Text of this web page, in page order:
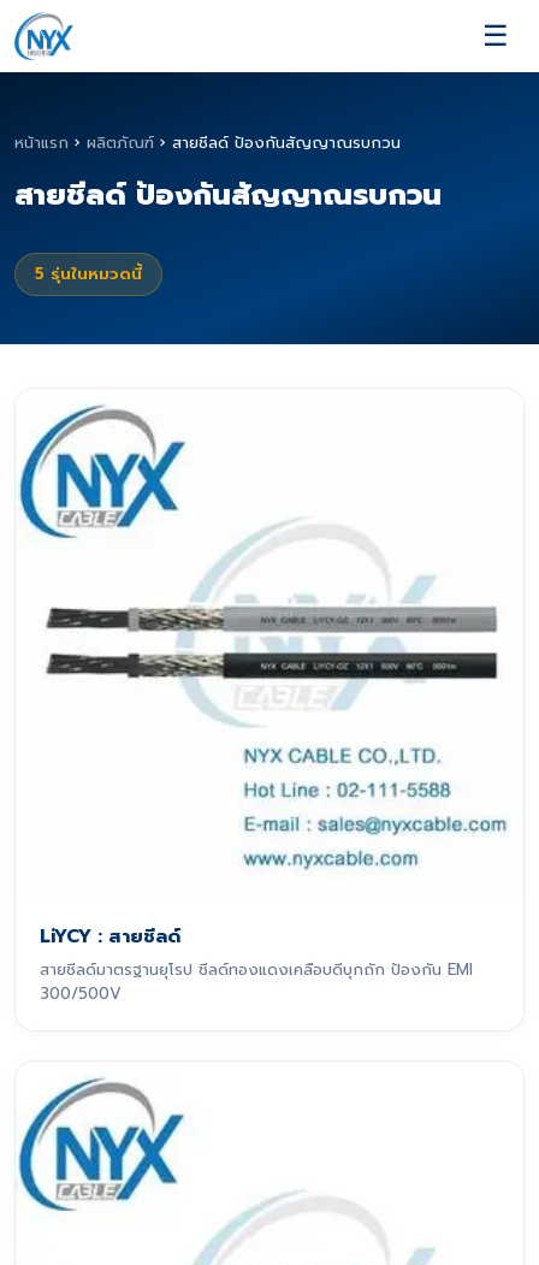
☰
หน้าแรก › ผลิตภัณฑ์ › สายชีลด์ ป้องกันสัญญาณรบกวน
สายชีลด์ ป้องกันสัญญาณรบกวน
5 รุ่นในหมวดนี้
LiYCY : สายชีลด์
สายชีลด์มาตรฐานยุโรป ชีลด์ทองแดงเคลือบดีบุกถัก ป้องกัน EMI
300/500V